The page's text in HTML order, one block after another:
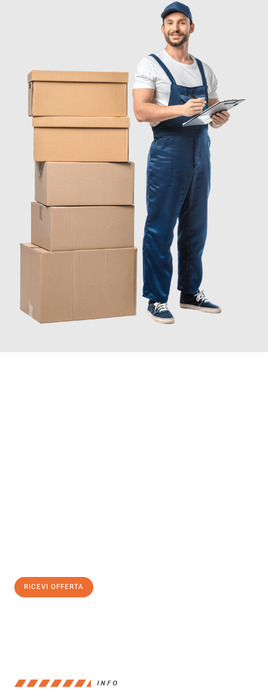
RICEVI OFFERTA
INFO